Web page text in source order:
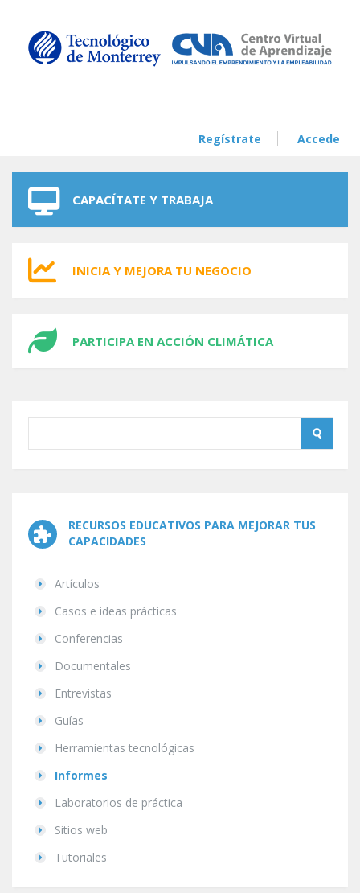
Regístrate Accede
CAPACÍTATE Y TRABAJA
INICIA Y MEJORA TU NEGOCIO
PARTICIPA EN ACCIÓN CLIMÁTICA
RECURSOS EDUCATIVOS PARA MEJORAR TUS
CAPACIDADES
Artículos
Casos e ideas prácticas
Conferencias
Documentales
Entrevistas
Guías
Herramientas tecnológicas
Informes
Laboratorios de práctica
Sitios web
Tutoriales